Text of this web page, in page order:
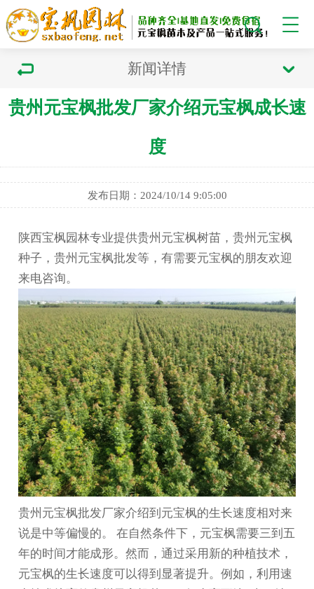
新闻详情
贵州元宝枫批发厂家介绍元宝枫成长速
度
发布日期：2024/10/14 9:05:00
陕西宝枫园林专业提供贵州元宝枫树苗，贵州元宝枫
种子，贵州元宝枫批发等，有需要元宝枫的朋友欢迎
来电咨询。
贵州元宝枫批发厂家介绍到元宝枫的生长速度相对来
说是中等偏慢的。‌ 在自然条件下，元宝枫需要三到五
年的时间才能成形。然而，通过采用新的种植技术，
元宝枫的生长速度可以得到显著提升。例如，利用速